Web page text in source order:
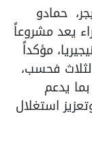
حمادو
يعد مشروعاً
مؤكداً
فحسب،
يدعم
استغلال